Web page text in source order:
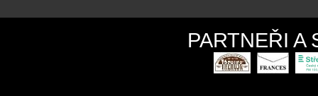
PARTNEŘI A